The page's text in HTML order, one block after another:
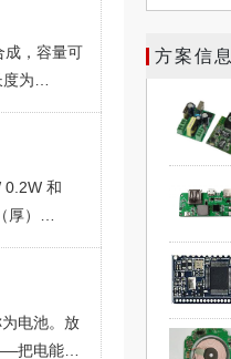
成，容量可
为
种电池的
左右。
0.2W 和
）
电池。放
把电能储
方案信息